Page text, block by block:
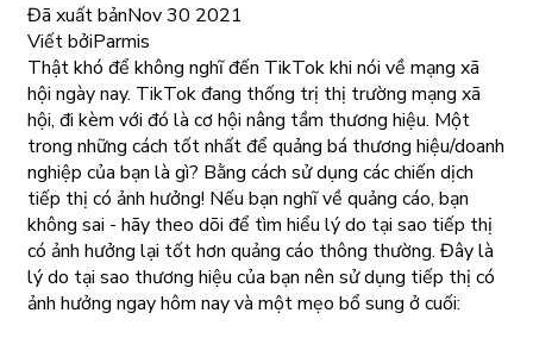
Đã xuất bảnNov 30 2021
Viết bởiParmis
Thật khó để không nghĩ đến TikTok khi nói về mạng xã
hội ngày nay. TikTok đang thống trị thị trường mạng xã
hội, đi kèm với đó là cơ hội nâng tầm thương hiệu. Một
trong những cách tốt nhất để quảng bá thương hiệu/doanh
nghiệp của bạn là gì? Bằng cách sử dụng các chiến dịch
tiếp thị có ảnh hưởng! Nếu bạn nghĩ về quảng cáo, bạn
không sai - hãy theo dõi để tìm hiểu lý do tại sao tiếp thị
có ảnh hưởng lại tốt hơn quảng cáo thông thường. Đây là
lý do tại sao thương hiệu của bạn nên sử dụng tiếp thị có
ảnh hưởng ngay hôm nay và một mẹo bổ sung ở cuối: